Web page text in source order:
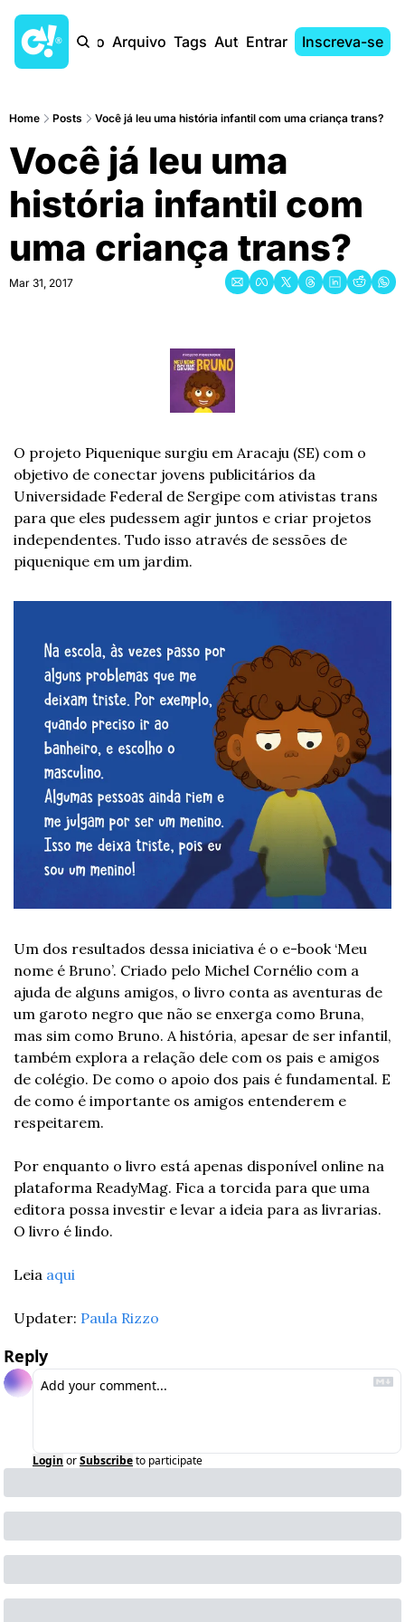
Início Arquivo Tags AutoresEntrar Inscreva-se
Home Posts Você já leu uma história infantil com uma criança trans?
Você já leu uma
história infantil com
uma criança trans?
Mar 31, 2017
O projeto Piquenique surgiu em Aracaju (SE) com o
objetivo de conectar jovens publicitários da
Universidade Federal de Sergipe com ativistas trans
para que eles pudessem agir juntos e criar projetos
independentes. Tudo isso através de sessões de
piquenique em um jardim.
Um dos resultados dessa iniciativa é o e-book ‘Meu
nome é Bruno’. Criado pelo Michel Cornélio com a
ajuda de alguns amigos, o livro conta as aventuras de
um garoto negro que não se enxerga como Bruna,
mas sim como Bruno. A história, apesar de ser infantil,
também explora a relação dele com os pais e amigos
de colégio. De como o apoio dos pais é fundamental. E
de como é importante os amigos entenderem e
respeitarem.
Por enquanto o livro está apenas disponível online na
plataforma ReadyMag. Fica a torcida para que uma
editora possa investir e levar a ideia para as livrarias.
O livro é lindo.
Leia aqui
Updater: Paula Rizzo
Reply
Login orSubscribeto participate